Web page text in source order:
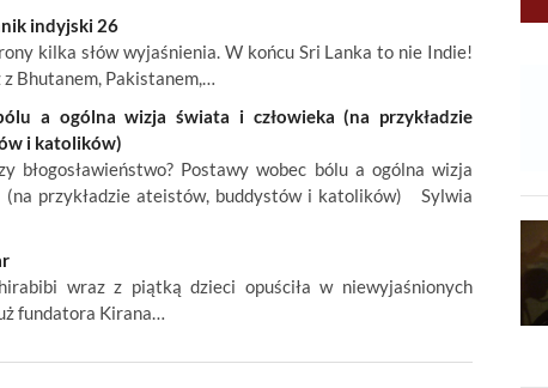
indyjski 26
kilka słów wyjaśnienia. W końcu Sri Lanka to nie Indie!
Bhutanem, Pakistanem,…
a ogólna wizja świata i człowieka (na przykładzie
i katolików)
Postawy wobec bólu a ogólna wizja
(na przykładzie ateistów, buddystów i katolików) Sylwia
wraz z piątką dzieci opuściła w niewyjaśnionych
fundatora Kirana…